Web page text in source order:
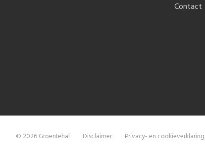
Contact
© 2026 Groentehal Disclaimer Privacy- en cookieverklaring